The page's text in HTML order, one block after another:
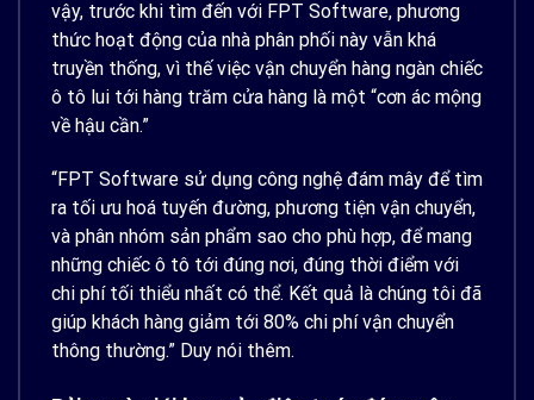
vậy, trước khi tìm đến với FPT Software, phương
thức hoạt động của nhà phân phối này vẫn khá
truyền thống, vì thế việc vận chuyển hàng ngàn chiếc
ô tô lui tới hàng trăm cửa hàng là một “cơn ác mộng
về hậu cần.”
“FPT Software sử dụng công nghệ đám mây để tìm
ra tối ưu hoá tuyến đường, phương tiện vận chuyển,
và phân nhóm sản phẩm sao cho phù hợp, để mang
những chiếc ô tô tới đúng nơi, đúng thời điểm với
chi phí tối thiểu nhất có thể. Kết quả là chúng tôi đã
giúp khách hàng giảm tới 80% chi phí vận chuyển
thông thường.” Duy nói thêm.